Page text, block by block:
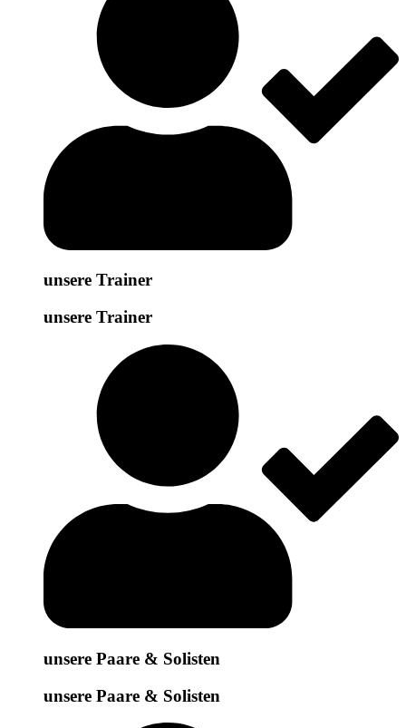
unsere Trainer
unsere Trainer
unsere Paare & Solisten
unsere Paare & Solisten